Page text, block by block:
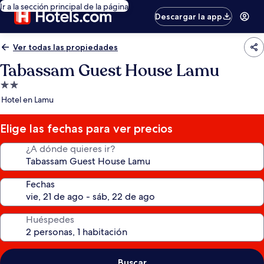
Ir a la sección principal de la página
Descargar la app
Ver todas las propiedades
Tabassam Guest House Lamu
Propiedad
de
estrellas
Hotel en Lamu
Elige las fechas para ver precios
¿A dónde quieres ir?
Fechas
Huéspedes